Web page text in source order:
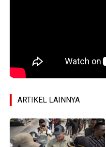
ARTIKEL LAINNYA